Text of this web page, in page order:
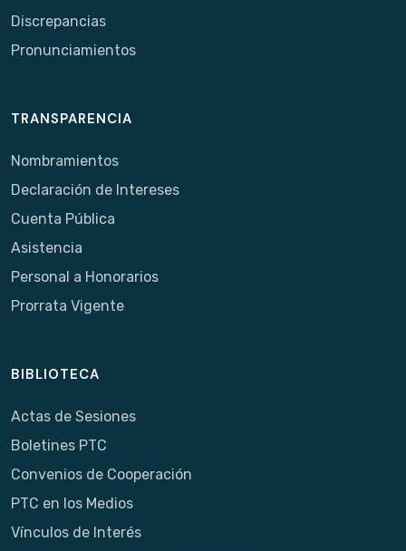
Discrepancias
Pronunciamientos
TRANSPARENCIA
Nombramientos
Declaración de Intereses
Cuenta Pública
Asistencia
Personal a Honorarios
Prorrata Vigente
BIBLIOTECA
Actas de Sesiones
Boletines PTC
Convenios de Cooperación
PTC en los Medios
Vínculos de Interés